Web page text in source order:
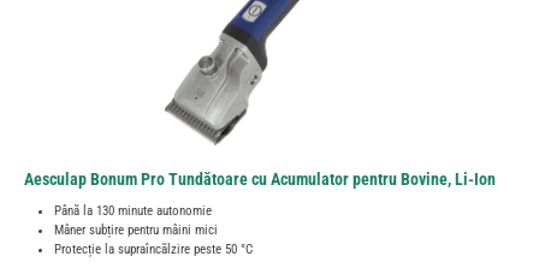
Aesculap Bonum Pro Tundătoare cu Acumulator pentru Bovine, Li-Ion
Până la 130 minute autonomie
Mâner subțire pentru mâini mici
Protecție la supraîncălzire peste 50 °C